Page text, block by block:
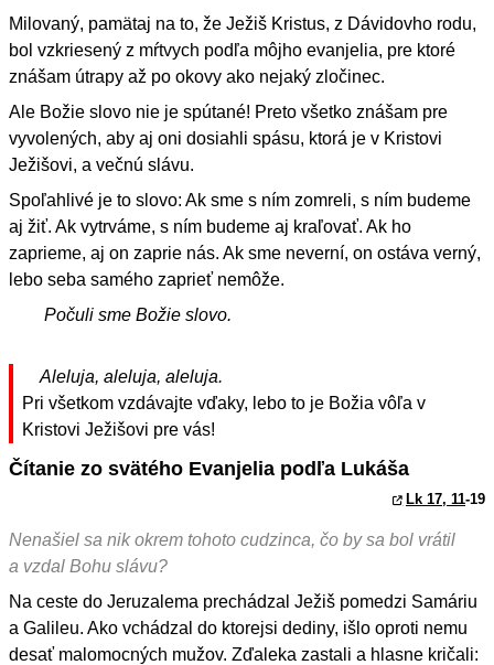
Milovaný, pamätaj na to, že Ježiš Kristus, z Dávidovho rodu,
bol vzkriesený z mŕtvych podľa môjho evanjelia, pre ktoré
znášam útrapy až po okovy ako nejaký zločinec.
Ale Božie slovo nie je spútané! Preto všetko znášam pre
vyvolených, aby aj oni dosiahli spásu, ktorá je v Kristovi
Ježišovi, a večnú slávu.
Spoľahlivé je to slovo: Ak sme s ním zomreli, s ním budeme
aj žiť. Ak vytrváme, s ním budeme aj kraľovať. Ak ho
zaprieme, aj on zaprie nás. Ak sme neverní, on ostáva verný,
lebo seba samého zaprieť nemôže.
Počuli sme Božie slovo.
Aleluja, aleluja, aleluja.
Pri všetkom vzdávajte vďaky, lebo to je Božia vôľa v
Kristovi Ježišovi pre vás!
Čítanie zo svätého Evanjelia podľa Lukáša
Lk 17, 11-19
Nenašiel sa nik okrem tohoto cudzinca, čo by sa bol vrátil
a vzdal Bohu slávu?
Na ceste do Jeruzalema prechádzal Ježiš pomedzi Samáriu
a Galileu. Ako vchádzal do ktorejsi dediny, išlo oproti nemu
desať malomocných mužov. Zďaleka zastali a hlasne kričali: